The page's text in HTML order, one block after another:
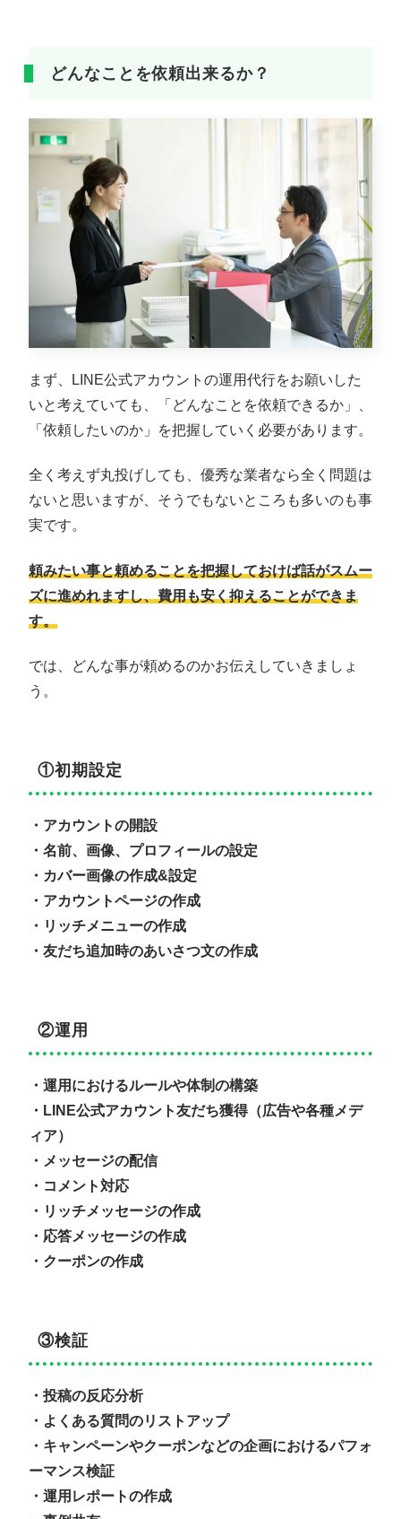
どんなことを依頼出来るか？
まず、LINE公式アカウントの運用代行をお願いした
いと考えていても、「どんなことを依頼できるか」、
「依頼したいのか」を把握していく必要があります。
全く考えず丸投げしても、優秀な業者なら全く問題は
ないと思いますが、そうでもないところも多いのも事
実です。
頼みたい事と頼めることを把握しておけば話がスムー
ズに進めれますし、費用も安く抑えることができま
す。
では、どんな事が頼めるのかお伝えしていきましょ
う。
①初期設定
・アカウントの開設
・名前、画像、プロフィールの設定
・カバー画像の作成&設定
・アカウントページの作成
・リッチメニューの作成
・友だち追加時のあいさつ文の作成
②運用
・運用におけるルールや体制の構築
・LINE公式アカウント友だち獲得（広告や各種メデ
ィア）
・メッセージの配信
・コメント対応
・リッチメッセージの作成
・応答メッセージの作成
・クーポンの作成
③検証
・投稿の反応分析
・よくある質問のリストアップ
・キャンペーンやクーポンなどの企画におけるパフォ
ーマンス検証
・運用レポートの作成